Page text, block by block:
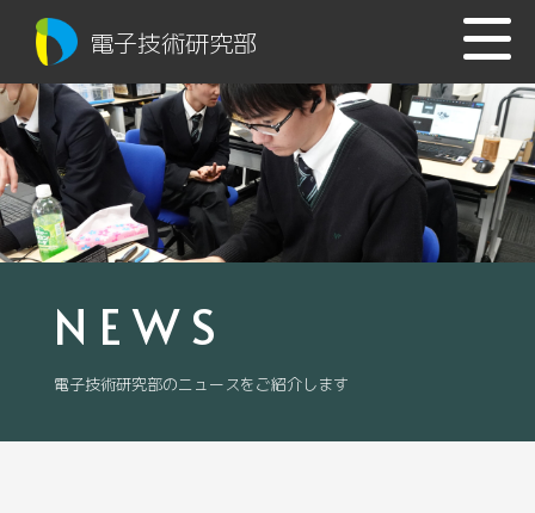
電子技術研究部
NEWS
電子技術研究部のニュースをご紹介します